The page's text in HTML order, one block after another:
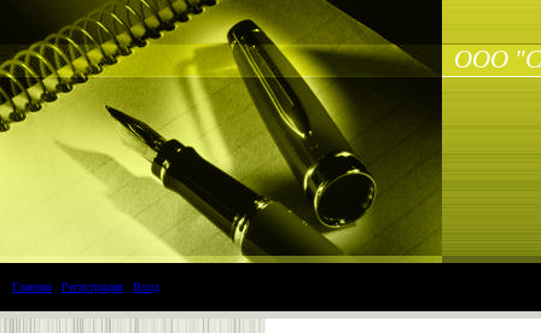
ООО
Главная Регистрация Вход